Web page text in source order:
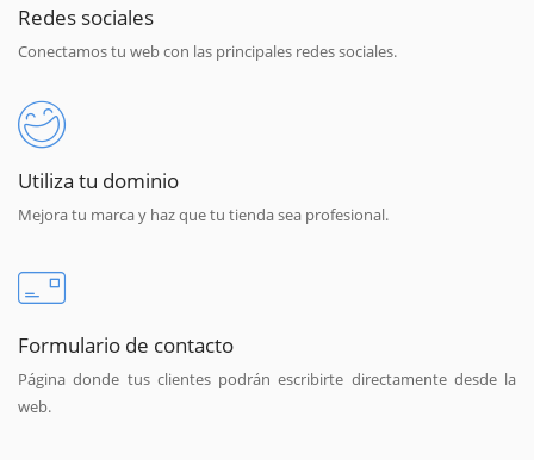
Redes sociales
Conectamos tu web con las principales redes sociales.
Utiliza tu dominio
Mejora tu marca y haz que tu tienda sea profesional.
Formulario de contacto
Página donde tus clientes podrán escribirte directamente desde la
web.